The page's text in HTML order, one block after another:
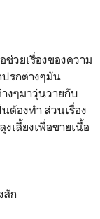
วยเรื่องของความ
ปรกต่างๆมัน
งๆมาวุ่นวายกับ
ต้องทำ ส่วนเรื่อง
เลี้ยงเพื่อขายเนื้อ
สัก